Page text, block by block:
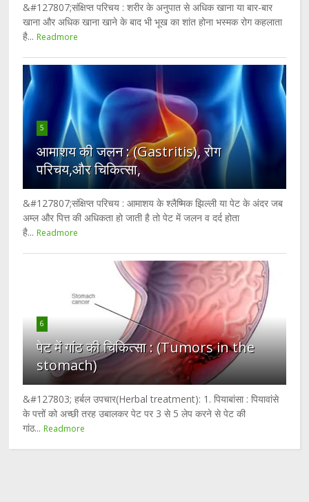
&#127807;संक्षिप्त परिचय : शरीर के अनुपात से अधिक खाना या बार-बार
खाना और अधिक खाना खाने के बाद भी भूख का शांत होना भस्मक रोग कहलाता
है... Readmore
5
आमाशय की जलन : (Gastritis), रोग
परिचय,और चिकित्सा,
&#127807;संक्षिप्त परिचय : आमाशय के श्लैष्मिक झिल्ली या पेट के अंदर जब
अम्ल और पित्त की अधिकता हो जाती है तो पेट में जलन व दर्द होता
है... Readmore
6
पेट में गांठ की चिकित्सा : (Tumors in the
stomach)
&#127803; हर्बल उपचार(Herbal treatment): 1. पियाबांसा : पियावांसे
के पत्तों को अच्छी तरह उबालकर पेट पर 3 से 5 लेप करने से पेट की
गांठ... Readmore